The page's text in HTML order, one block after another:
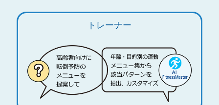
トレーナー